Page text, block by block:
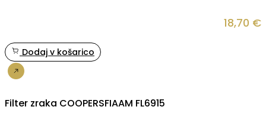
18,70 €
Dodaj v košarico
Filter zraka COOPERSFIAAM FL6915